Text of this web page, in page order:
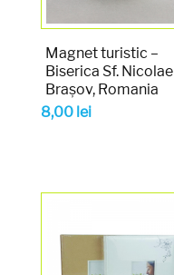
Magnet turistic –
Biserica Sf. Nicolae
Brașov, Romania
8,00 lei